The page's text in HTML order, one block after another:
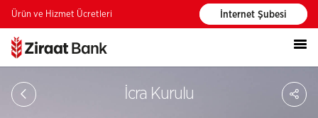
Ürün ve Hizmet Ücretleri İnternet Şubesi
İcra Kurulu